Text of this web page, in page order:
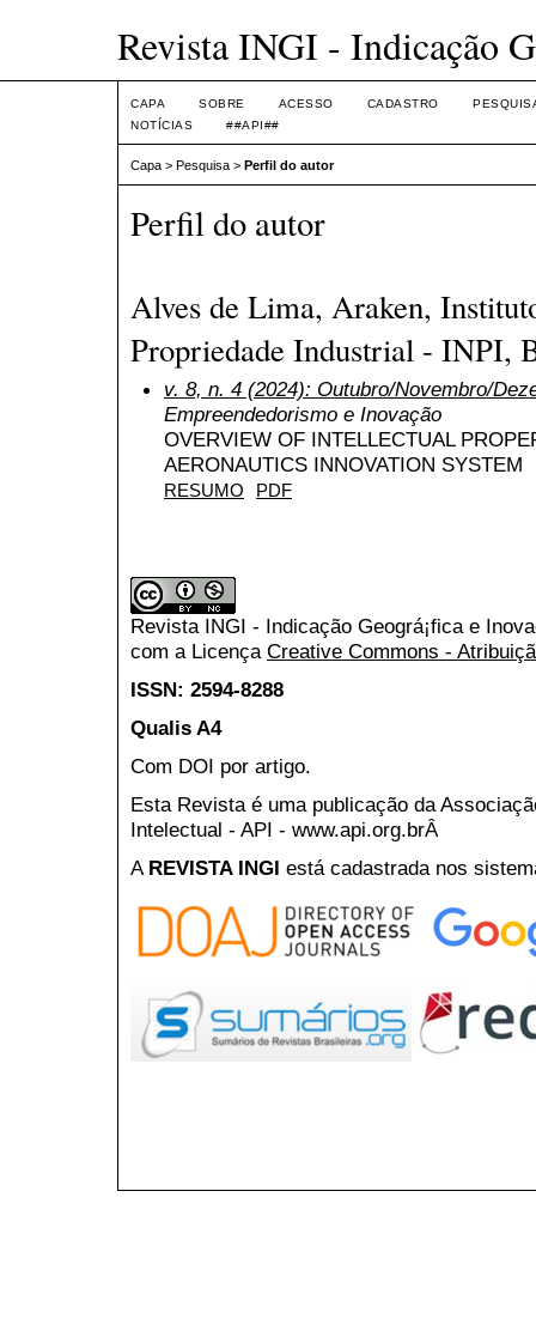
Revista INGI - Indicação
CAPA SOBRE ACESSO CADASTRO
NOTÍCIAS
##API##
Capa > Pesquisa > Perfil do autor
Perfil do autor
Alves de Lima, Araken,
Propriedade Industrial - INPI,
v. 8, n. 4 (2024): Outubro/Novembro/
Empreendedorismo e Inovação
OVERVIEW OF INTELLECTUAL
AERONAUTICS INNOVATION SYSTEM
RESUMO PDF
Revista INGI - Indicação Geográ¡fica e
com a Licença Creative Commons -
ISSN: 2594-8288
Qualis A4
Com DOI por artigo.
Esta Revista é uma publicação da
Intelectual - API - www.api.org.brÂ
A REVISTA INGI está cadastrada nos